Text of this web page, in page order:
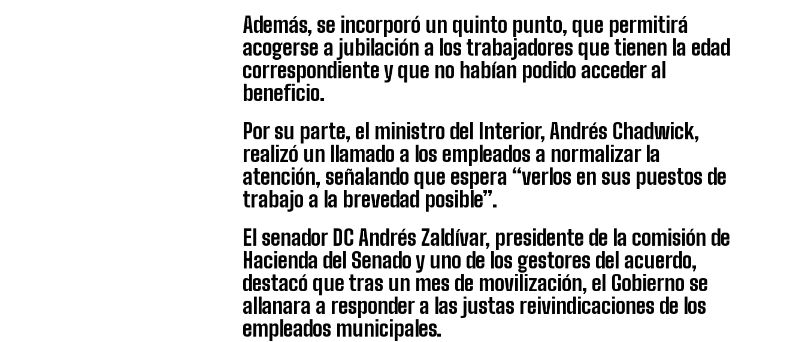
Además, se incorporó un quinto punto, que permitirá
acogerse a jubilación a los trabajadores que tienen la edad
correspondiente y que no habían podido acceder al
beneficio.
Por su parte, el ministro del Interior, Andrés Chadwick,
realizó un llamado a los empleados a normalizar la
atención, señalando que espera “verlos en sus puestos de
trabajo a la brevedad posible”.
El senador DC Andrés Zaldívar, presidente de la comisión de
Hacienda del Senado y uno de los gestores del acuerdo,
destacó que tras un mes de movilización, el Gobierno se
allanara a responder a las justas reivindicaciones de los
empleados municipales.